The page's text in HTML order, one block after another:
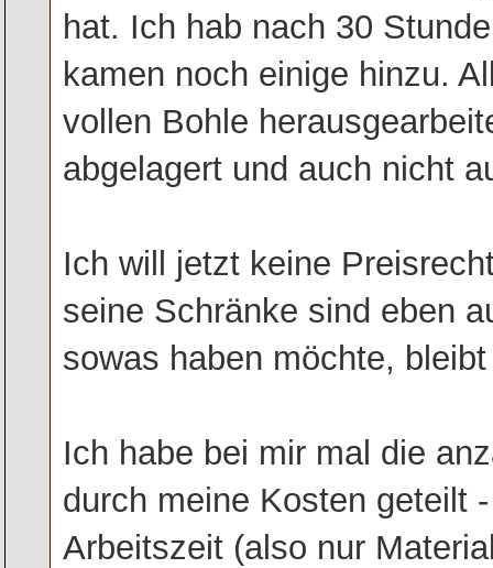
hat. Ich hab nach 30
kamen noch einige hinzu.
vollen Bohle
abgelagert und auch nicht
Ich will jetzt keine
seine Schränke sind eben
sowas haben möchte,
Ich habe bei mir mal die
durch meine Kosten geteilt
Arbeitszeit (also nur